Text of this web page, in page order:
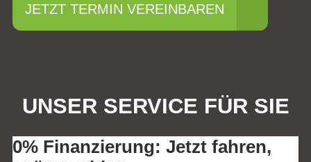
JETZT TERMIN VEREINBAREN
UNSER SERVICE FÜR SIE
0% Finanzierung: Jetzt fahren,